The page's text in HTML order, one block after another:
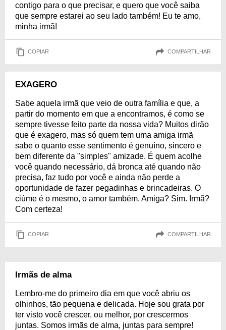
contigo para o que precisar, e quero que você saiba
que sempre estarei ao seu lado também! Eu te amo,
minha irmã!
COPIAR COMPARTILHAR
EXAGERO
Sabe aquela irmã que veio de outra família e que, a
partir do momento em que a encontramos, é como se
sempre tivesse feito parte da nossa vida? Muitos dirão
que é exagero, mas só quem tem uma amiga irmã
sabe o quanto esse sentimento é genuíno, sincero e
bem diferente da "simples" amizade. É quem acolhe
você quando necessário, dá bronca até quando não
precisa, faz tudo por você e ainda não perde a
oportunidade de fazer pegadinhas e brincadeiras. O
ciúme é o mesmo, o amor também. Amiga? Sim. Irmã?
Com certeza!
COPIAR COMPARTILHAR
Irmãs de alma
Lembro-me do primeiro dia em que você abriu os
olhinhos, tão pequena e delicada. Hoje sou grata por
ter visto você crescer, ou melhor, por crescermos
juntas. Somos irmãs de alma, juntas para sempre!